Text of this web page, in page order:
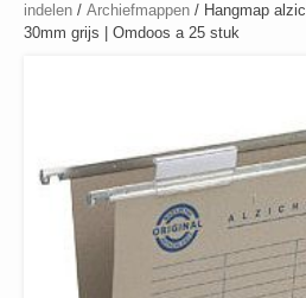
indelen / Archiefmappen / Hangmap
30mm grijs | Omdoos a 25 stuk